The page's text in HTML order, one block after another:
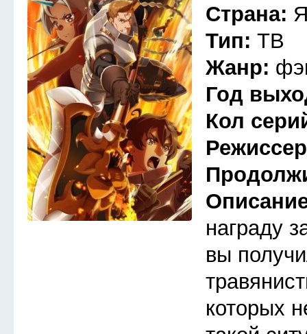
Страна:
Тип: ТВ
Жанр:
Год
Кол
награду
вы
которых